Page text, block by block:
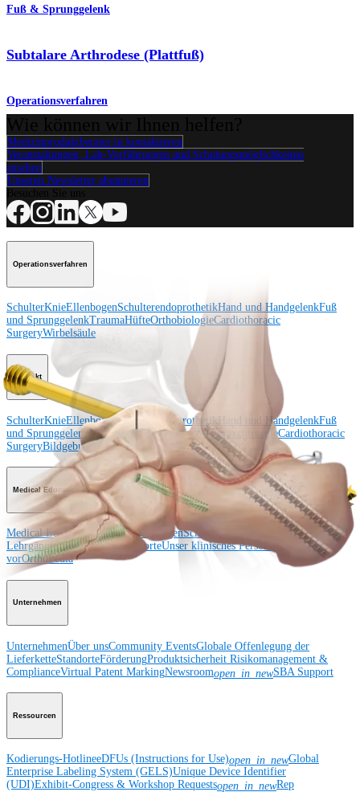
Fuß & Sprunggelenk
Subtalare Arthrodese (Plattfuß)
Operationsverfahren
Medizinproduktberater:in kontaktieren
Veranstaltungen, Lab-Vorführungen und Schulungsmöglichkeiten
ansehen
Unseren Newsletter abonnieren
Operationsverfahren
SchulterKnieEllenbogenSchulterendoprothetikHand und HandgelenkFuß
und SprunggelenkTraumaHüfteOrthobiologieCardiothoracic
SurgeryWirbelsäule
Produkt
SchulterKnieEllenbogenSchulterendoprothetikHand und HandgelenkFuß
und SprunggelenkHüfteOrthobiologie Herz-ThoraxchirurgieCardiothoracic
SurgeryBildgebung & Resektion
Medical Education
Medical Education KursbeschreibungenSchulungen &
LehrgängeArthroLab™-StandorteUnser klinisches Personal stellt sich
vorOrthoPedia
Unternehmen
UnternehmenÜber unsCommunity EventsGlobale Offenlegung der
LieferketteStandorteFörderungProduktsicherheit Risikomanagement &
ComplianceVirtual Patent MarkingNewsroomopen_in_newSBA Support
Ressourcen
Kodierungs-HotlineeDFUs (Instructions for Use)open_in_newGlobal
Enterprise Labeling System (GELS)Unique Device Identifier
(UDI)Exhibit-Congress & Workshop Requestsopen_in_newRep